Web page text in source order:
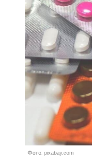
Фото: pixabay.com